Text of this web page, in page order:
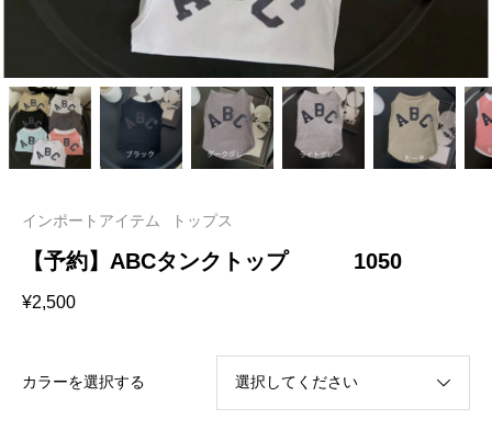
インポートアイテム トップス
【予約】ABCタンクトップ 1050
¥2,500
カラーを選択する